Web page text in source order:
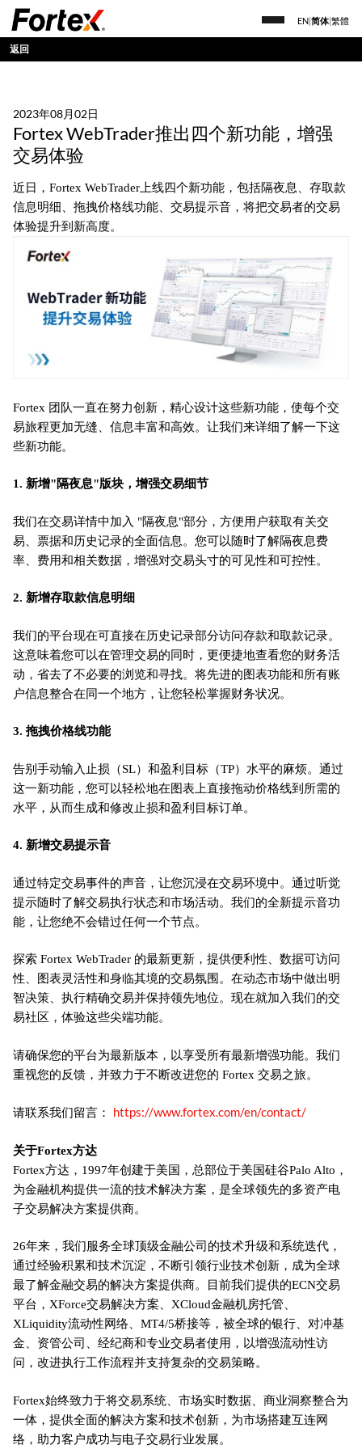
EN 简体 繁體
返回
2023年08月02日
Fortex WebTrader推出四个新功能，增强
交易体验
近日，Fortex WebTrader上线四个新功能，包括隔夜息、存取款
信息明细、拖拽价格线功能、交易提示音，将把交易者的交易
体验提升到新高度。
Fortex 团队一直在努力创新，精心设计这些新功能，使每个交
易旅程更加无缝、信息丰富和高效。让我们来详细了解一下这
些新功能。
1. 新增"隔夜息"版块，增强交易细节
我们在交易详情中加入 "隔夜息"部分，方便用户获取有关交
易、票据和历史记录的全面信息。您可以随时了解隔夜息费
率、费用和相关数据，增强对交易头寸的可见性和可控性。
2. 新增存取款信息明细
我们的平台现在可直接在历史记录部分访问存款和取款记录。
这意味着您可以在管理交易的同时，更便捷地查看您的财务活
动，省去了不必要的浏览和寻找。将先进的图表功能和所有账
户信息整合在同一个地方，让您轻松掌握财务状况。
3. 拖拽价格线功能
告别手动输入止损（SL）和盈利目标（TP）水平的麻烦。通过
这一新功能，您可以轻松地在图表上直接拖动价格线到所需的
水平，从而生成和修改止损和盈利目标订单。
4. 新增交易提示音
通过特定交易事件的声音，让您沉浸在交易环境中。通过听觉
提示随时了解交易执行状态和市场活动。我们的全新提示音功
能，让您绝不会错过任何一个节点。
探索 Fortex WebTrader 的最新更新，提供便利性、数据可访问
性、图表灵活性和身临其境的交易氛围。在动态市场中做出明
智决策、执行精确交易并保持领先地位。现在就加入我们的交
易社区，体验这些尖端功能。
请确保您的平台为最新版本，以享受所有最新增强功能。我们
重视您的反馈，并致力于不断改进您的 Fortex 交易之旅。
请联系我们留言： https://www.fortex.com/en/contact/
关于Fortex方达
Fortex方达，1997年创建于美国，总部位于美国硅谷Palo Alto，
为金融机构提供一流的技术解决方案，是全球领先的多资产电
子交易解决方案提供商。
26年来，我们服务全球顶级金融公司的技术升级和系统迭代，
通过经验积累和技术沉淀，不断引领行业技术创新，成为全球
最了解金融交易的解决方案提供商。目前我们提供的ECN交易
平台，XForce交易解决方案、XCloud金融机房托管、
XLiquidity流动性网络、MT4/5桥接等，被全球的银行、对冲基
金、资管公司、经纪商和专业交易者使用，以增强流动性访
问，改进执行工作流程并支持复杂的交易策略。
Fortex始终致力于将交易系统、市场实时数据、商业洞察整合为
一体，提供全面的解决方案和技术创新，为市场搭建互连网
络，助力客户成功与电子交易行业发展。